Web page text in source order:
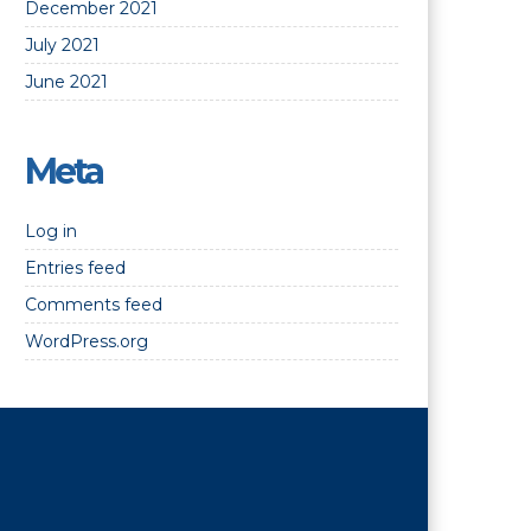
December 2021
July 2021
June 2021
Meta
Log in
Entries feed
Comments feed
WordPress.org